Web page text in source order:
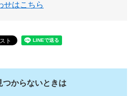
せはこちら
つからないときは